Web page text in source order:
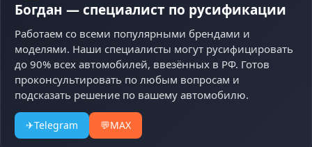
Богдан —специалист по русификации
Работаем со всеми популярными брендами и
моделями. Наши специалисты могут русифицировать
до 90% всех автомобилей, ввезённых в РФ. Готов
проконсультировать по любым вопросам и
подсказать решение по вашему автомобилю.
✈Telegram 💬MAX